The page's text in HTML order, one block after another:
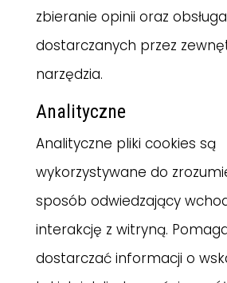
zbieranie opinii oraz
dostarczanych przez
narzędzia.
Analityczne
Analityczne pliki cookies są
wykorzystywane do
sposób odwiedzający
interakcję z witryną.
dostarczać informacji o